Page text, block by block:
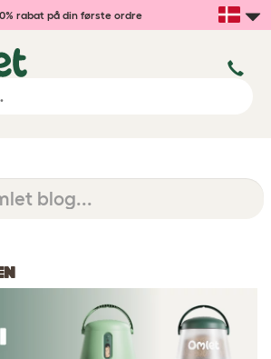
rabat på din første ordre